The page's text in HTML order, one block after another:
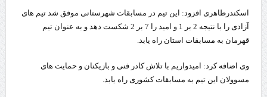
شود
در دیدار استاندار اردبیل و مدیرعامل بانک سینا محقق شد؛
تخصیص ۳۰۰میلیارد تومان برای تکمیل بزرگراه اردبیل-سرچم
کشف ۱۱ قبضه سلاح کلت کمری توسط مرزبانان هنگ مرزی ارومیه
اسکندرطاهری افزود: این تیم در مسابقات شهرستانی موفق شد تیم های
آزادی را با نتیجه 2 بر 1 و امید را 7 بر 2 شکست دهد و به عنوان تیم
قهرمان به مسابقات استان راه یابد.
وی اضافه کرد: امیدواریم با تلاش کادر فنی و بازیکنان و حمایت های
مسوولان این تیم به مسابقات کشوری راه یابد.